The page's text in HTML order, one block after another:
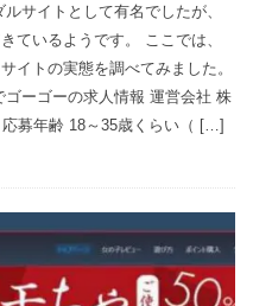
サイトとして有名でしたが、
ているようです。 ここでは、
イトの実態を調べてみました。
ーゴーの求人情報 運営会社 株
募年齢 18～35歳くらい（ […]